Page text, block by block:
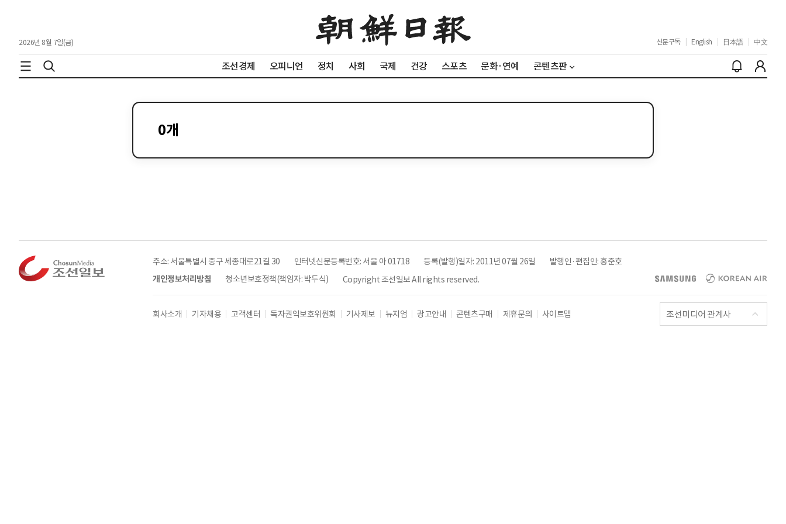
2026년 8월 7일(금) 신문구독 English 日本語 中文
조선경제 오피니언 정치 사회 국제 건강 스포츠 문화·연예 콘텐츠판
0개
주소: 서울특별시 중구 세종대로21길 30 인터넷신문등록번호: 서울 아 01718 등록(발행)일자: 2011년 07월 26일
발행인·편집인: 홍준호
개인정보처리방침
청소년보호정책(책임자: 박두식) Copyright 조선일보 All rights reserved.
회사소개 기자채용 고객센터 독자권익보호위원회 기사제보 뉴지엄 광고안내 콘텐츠구매 제휴문의 사이트맵 조선미디어 관계사